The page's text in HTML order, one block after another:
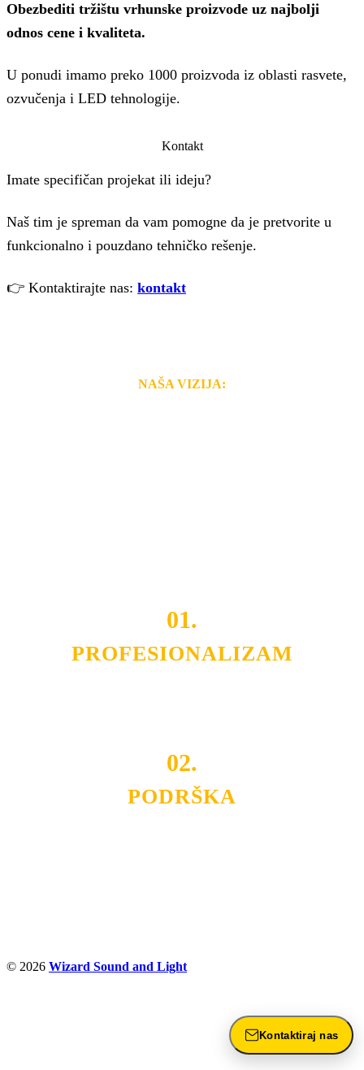
Obezbediti tržištu vrhunske proizvode uz najbolji
odnos cene i kvaliteta.
U ponudi imamo preko 1000 proizvoda iz oblasti rasvete,
ozvučenja i LED tehnologije.
Kontakt
Imate specifičan projekat ili ideju?
Naš tim je spreman da vam pomogne da je pretvorite u
funkcionalno i pouzdano tehničko rešenje.
👉 Kontaktirajte nas: kontakt
NAŠA VIZIJA:
01.
PROFESIONALIZAM
02.
PODRŠKA
© 2026 Wizard Sound and Light
Kontaktiraj nas